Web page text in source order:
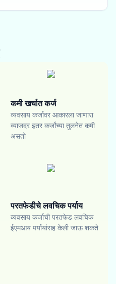
कमी खर्चात कर्ज
व्यवसाय कर्जावर आकारला जाणारा
व्याजदर इतर कर्जांच्या तुलनेत कमी
असतो
परतफेडीचे लवचिक पर्याय
व्यवसाय कर्जाची परतफेड लवचिक
ईएमआय पर्यायांसह केली जाऊ शकते